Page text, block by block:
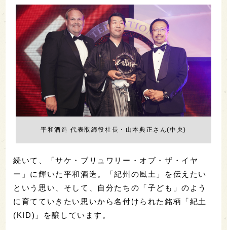
平和酒造 代表取締役社長・山本典正さん(中央)
続いて、「サケ・ブリュワリー・オブ・ザ・イヤ
ー」に輝いた平和酒造。「紀州の風土」を伝えたい
という思い、そして、自分たちの「子ども」のよう
に育てていきたい思いから名付けられた銘柄「紀土
(KID)」を醸しています。